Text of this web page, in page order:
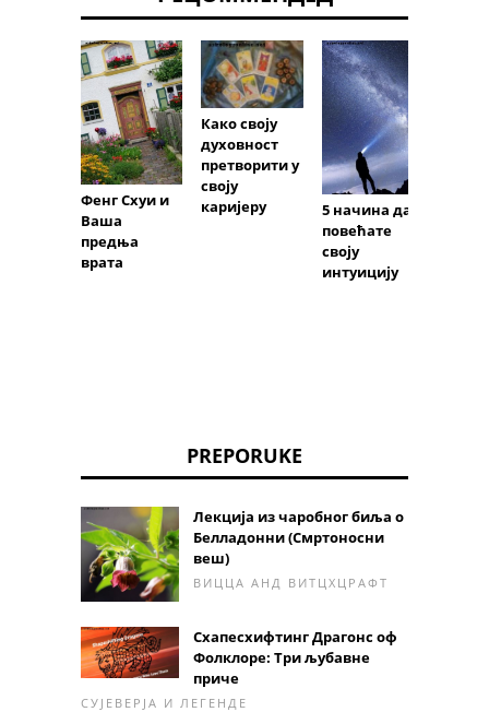
Фенг Схуи и
Ваша
предња
врата
Како своју
духовност
претворити у
своју
каријеру
5 начина да
повећате
своју
интуицију
PREPORUKE
Лекција из чаробног биља о
Белладонни (Смртоносни
веш)
ВИЦЦА АНД ВИТЦХЦРАФТ
Схапесхифтинг Драгонс оф
Фолклоре: Три љубавне
приче
СУЈЕВЕРЈА И ЛЕГЕНДЕ